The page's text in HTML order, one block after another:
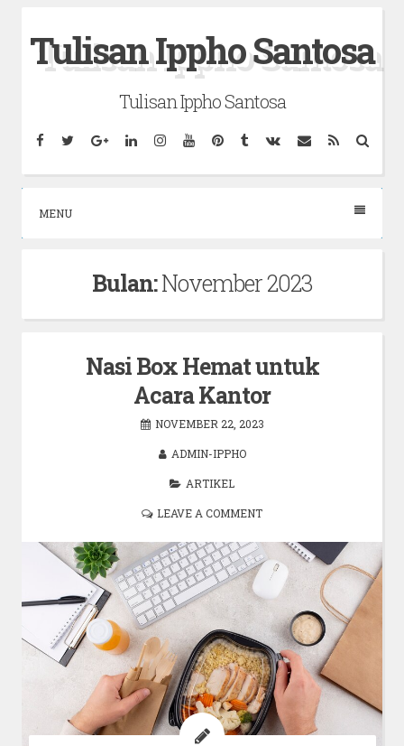
to
content
Tulisan Ippho Santosa
Tulisan Ippho Santosa
Facebook
TwitterGoogleLinkedinInstagram
YouTubePinterest
TumblrVK EmailRSS
MENU
Bulan:November 2023
Nasi Box Hemat untuk
Acara Kantor
NOVEMBER 22, 2023
ADMIN-IPPHO
ARTIKEL
LEAVE A COMMENT